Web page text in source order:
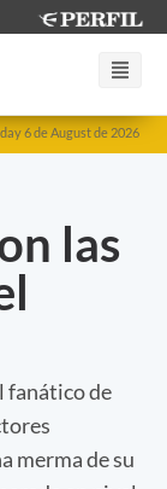
6 de August de 2026
las
fanático de
merma de su